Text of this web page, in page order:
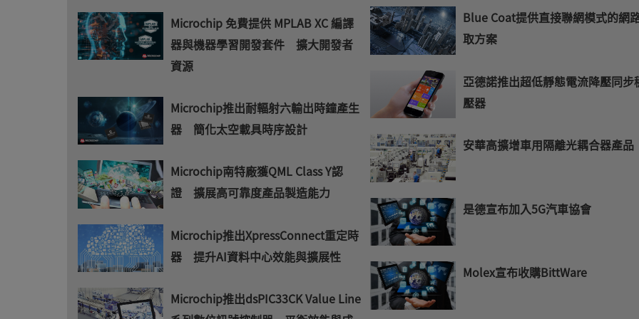
Microchip 免費提供 MPLAB XC 編譯
器與機器學習開發套件 擴大開發者
資源
Microchip推出耐輻射六輸出時鐘產生
器 簡化太空載具時序設計
Microchip南特廠獲QML Class Y認
證 擴展高可靠度產品製造能力
Microchip推出XpressConnect重定時
器 提升AI資料中心效能與擴展性
Microchip推出dsPIC33CK Value Line
Blue Coat提供直接聯網模式的網
取方案
亞德諾推出超低靜態電流降壓同步
壓器
安華高擴增車用隔離光耦合器產品
是德宣布加入5G汽車協會
Molex宣布收購BittWare